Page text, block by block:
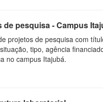
de pesquisa - Campus
projetos de pesquisa com
tipo, agência
no campus Itajubá.